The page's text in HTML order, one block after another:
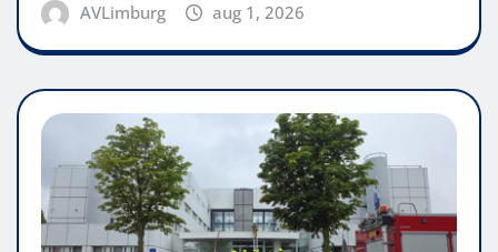
AVLimburg aug 1, 2026